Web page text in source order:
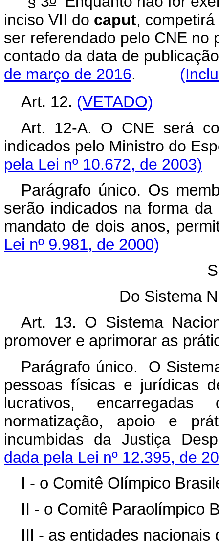
inciso VII do caput,
ser referendado pelo CNE no
contado da data de
de março de 2016.
Art. 12. (VETADO)
Art. 12-A. O CNE será
indicados pelo Ministro do
pela Lei nº 10.672, de 2003)
Parágrafo único. Os
serão indicados na forma
mandato de dois anos,
Lei nº 9.981, de 2000)
Do Sistema
Art. 13. O Sistema
promover e aprimorar as
Parágrafo único. O
pessoas físicas e jurídicas
lucrativos, encarregadas
normatização, apoio e
incumbidas da Justiça
dada pela Lei nº 12.395, de
I - o Comitê Olímpico
II - o Comitê Paraolímpico
III - as entidades